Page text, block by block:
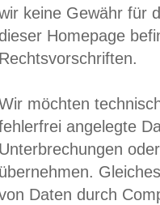
keine Gewähr für
dieser Homepage
Rechtsvorschriften.
möchten
angelegte
Unterbrechungen
übernehmen.
Daten durch